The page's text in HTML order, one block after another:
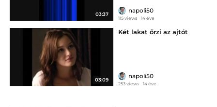
03:37
napoli50
115 views 14 éve
03:09
Két lakat őrzi az ajtót
napoli50
253 views 14 éve